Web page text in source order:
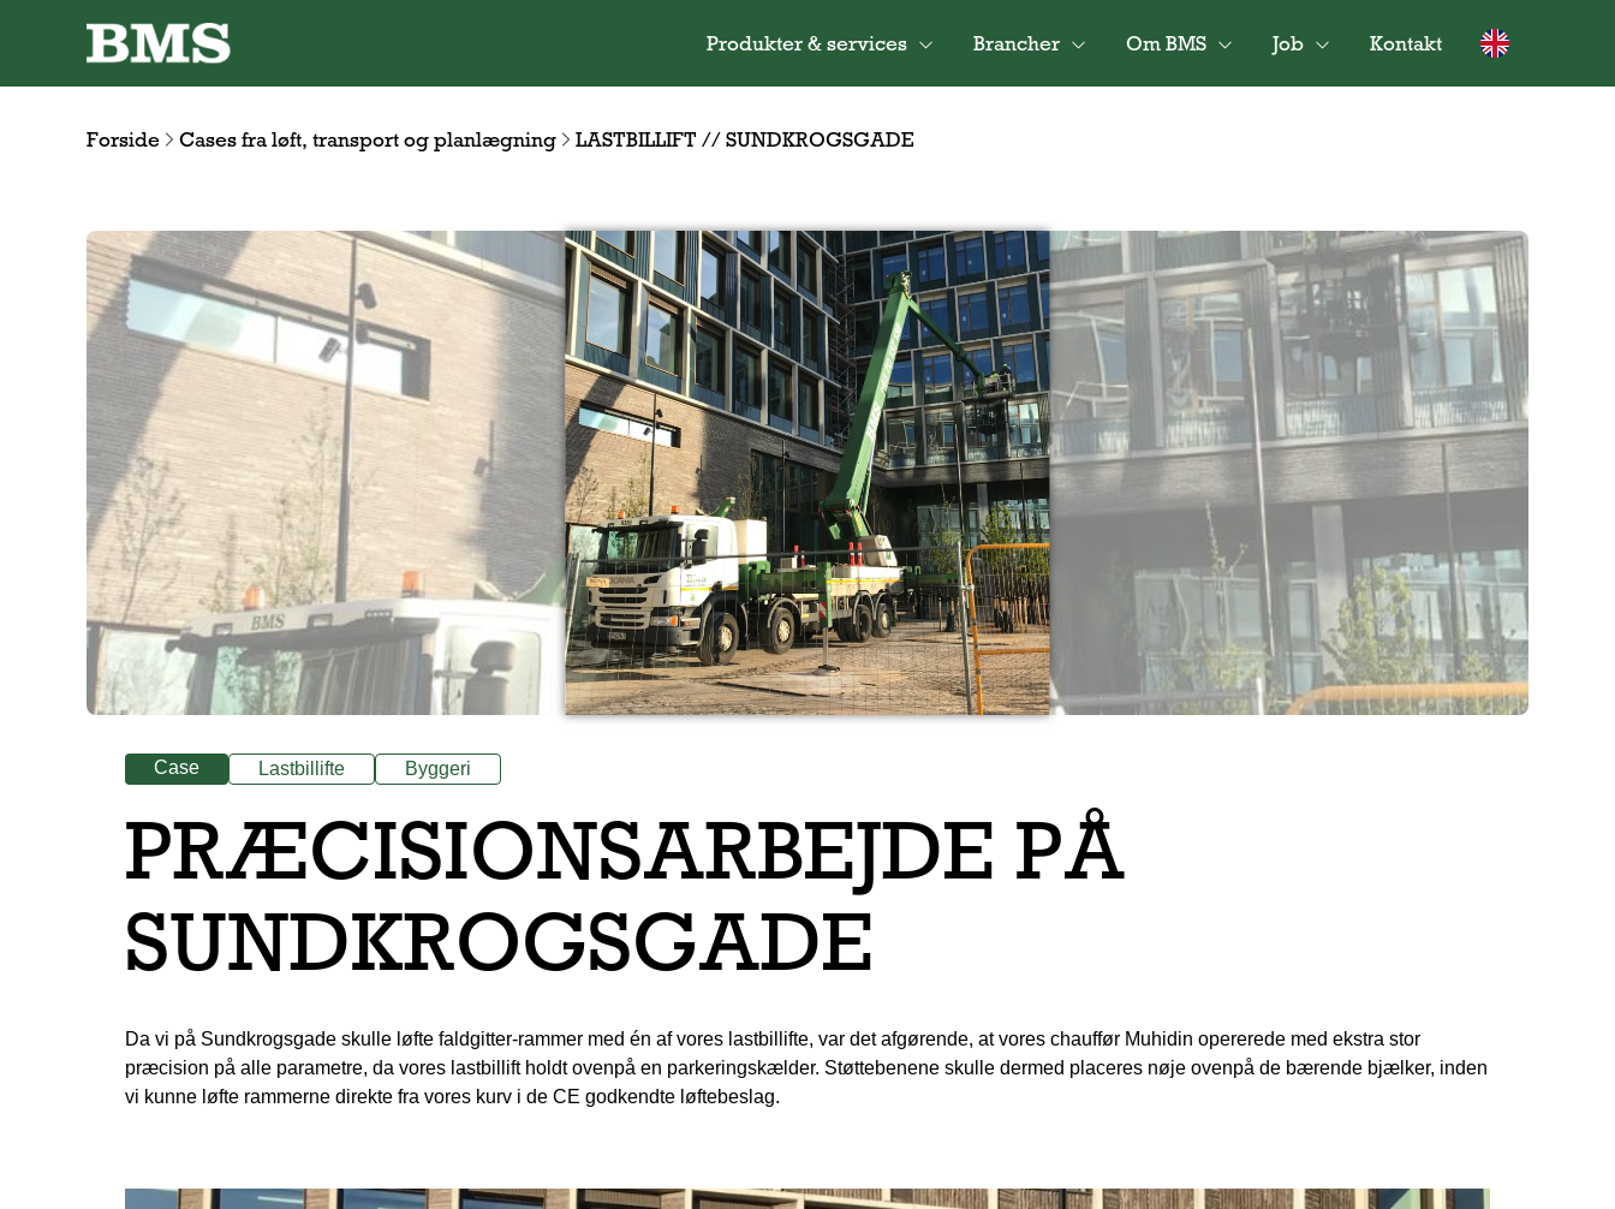
Produkter & services Brancher Om BMS Job Kontakt
Forside Cases fra løft, transport og planlægning LASTBILLIFT // SUNDKROGSGADE
Case Lastbillifte Byggeri
PRÆCISIONSARBEJDE PÅ
SUNDKROGSGADE
Da vi på Sundkrogsgade skulle løfte faldgitter-rammer med én af vores lastbillifte, var det afgørende, at vores chauffør Muhidin opererede med ekstra stor
præcision på alle parametre, da vores lastbillift holdt ovenpå en parkeringskælder. Støttebenene skulle dermed placeres nøje ovenpå de bærende bjælker, inden
vi kunne løfte rammerne direkte fra vores kurv i de CE godkendte løftebeslag.